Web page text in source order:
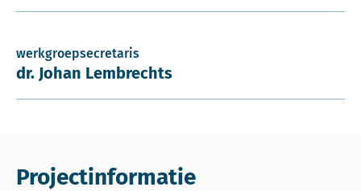
werkgroepsecretaris
dr. Johan Lembrechts
Projectinformatie